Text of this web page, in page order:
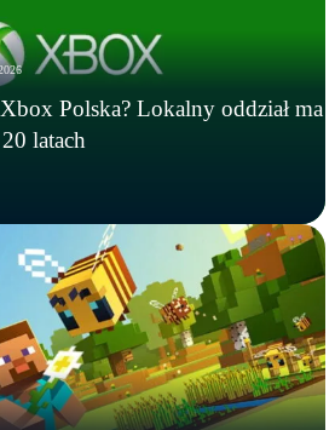
Polska? Lokalny oddział ma
latach